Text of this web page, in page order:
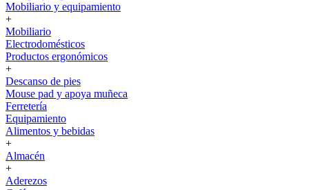
Mobiliario y equipamiento
+
Mobiliario
Electrodomésticos
Productos ergonómicos
+
Descanso de pies
Mouse pad y apoya muñeca
Ferretería
Equipamiento
Alimentos y bebidas
+
Almacén
+
Aderezos